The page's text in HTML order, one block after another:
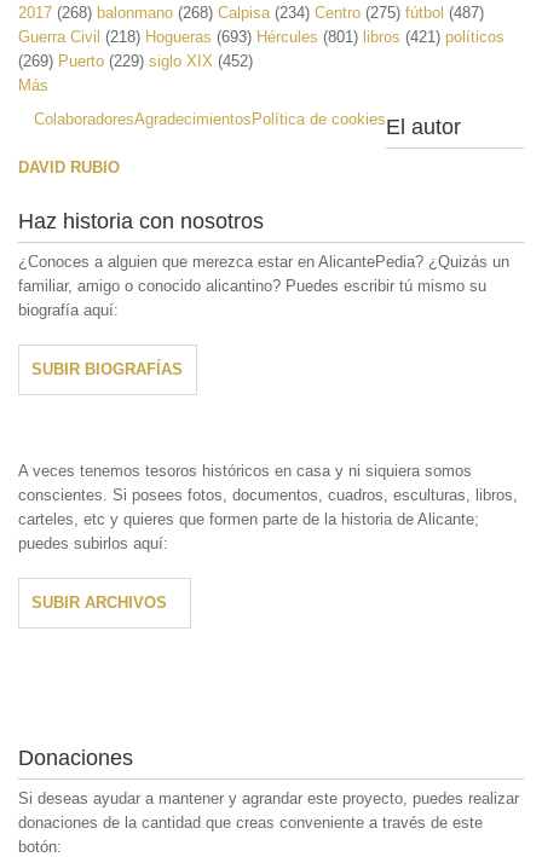
2017 (268) balonmano (268) Calpisa (234) Centro (275) fútbol (487)
Guerra Civil (218) Hogueras (693) Hércules (801) libros (421) políticos
(269) Puerto (229) siglo XIX (452)
Más
ColaboradoresAgradecimientos Política de cookiesEl autor
DAVID RUBIO
Haz historia con nosotros
¿Conoces a alguien que merezca estar en AlicantePedia? ¿Quizás un
familiar, amigo o conocido alicantino? Puedes escribir tú mismo su
biografía aquí:
SUBIR BIOGRAFÍAS
A veces tenemos tesoros históricos en casa y ni siquiera somos
conscientes. Si posees fotos, documentos, cuadros, esculturas, libros,
carteles, etc y quieres que formen parte de la historia de Alicante;
puedes subirlos aquí:
SUBIR ARCHIVOS
Donaciones
Si deseas ayudar a mantener y agrandar este proyecto, puedes realizar
donaciones de la cantidad que creas conveniente a través de este
botón: